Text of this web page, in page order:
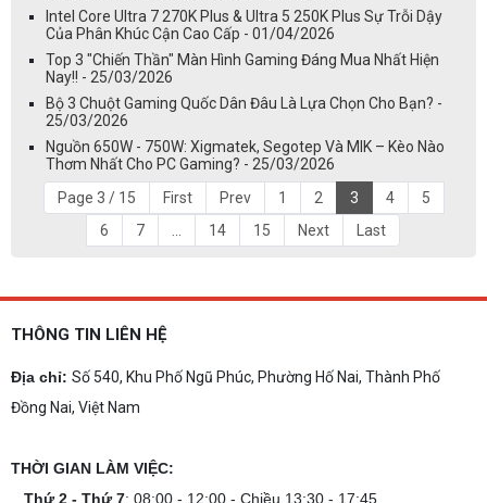
Intel Core Ultra 7 270K Plus & Ultra 5 250K Plus Sự Trỗi Dậy
Của Phân Khúc Cận Cao Cấp - 01/04/2026
Top 3 "Chiến Thần" Màn Hình Gaming Đáng Mua Nhất Hiện
Nay!! - 25/03/2026
Bộ 3 Chuột Gaming Quốc Dân Đâu Là Lựa Chọn Cho Bạn? -
25/03/2026
Nguồn 650W - 750W: Xigmatek, Segotep Và MIK – Kèo Nào
Thơm Nhất Cho PC Gaming? - 25/03/2026
Page 3 / 15
First Prev 1 2 3 4
5
6
7 14 15 Next Last
THÔNG TIN LIÊN HỆ
Địa chỉ: Số 540, Khu Phố Ngũ Phúc, Phường Hố Nai, Thành Phố
Đồng Nai, Việt Nam
THỜI GIAN LÀM VIỆC:
Thứ 2 - Thứ 7: 08:00 - 12:00 - Chiều 13:30 - 17:45